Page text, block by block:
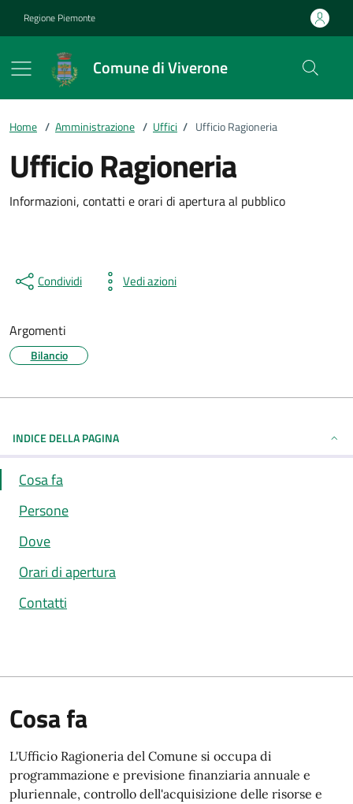
Regione Piemonte
Comune di Viverone
Home / Amministrazione / Uffici / Ufficio Ragioneria
Ufficio Ragioneria
Informazioni, contatti e orari di apertura al pubblico
Condividi Vedi azioni
Argomenti
Bilancio
INDICE DELLA PAGINA
Cosa fa
Persone
Dove
Orari di apertura
Contatti
Cosa fa
L'Ufficio Ragioneria del Comune si occupa di
programmazione e previsione finanziaria annuale e
pluriennale, controllo dell'acquisizione delle risorse e